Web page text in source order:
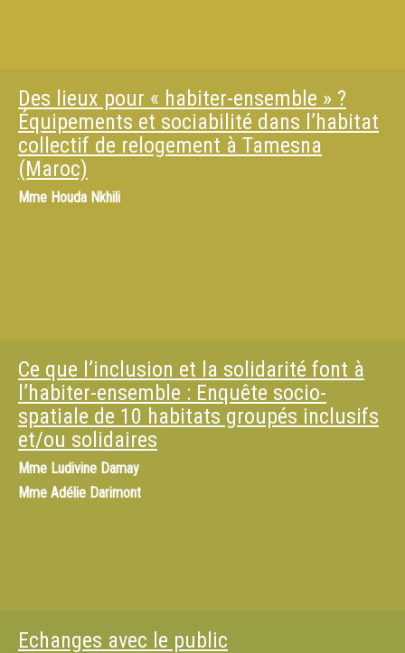
Des lieux pour « habiter-ensemble » ?
Équipements et sociabilité dans l’habitat
collectif de relogement à Tamesna
(Maroc)
Mme Houda Nkhili
Ce que l’inclusion et la solidarité font à
l’habiter-ensemble : Enquête socio-
spatiale de 10 habitats groupés inclusifs
et/ou solidaires
Mme Ludivine Damay
Mme Adélie Darimont
Echanges avec le public